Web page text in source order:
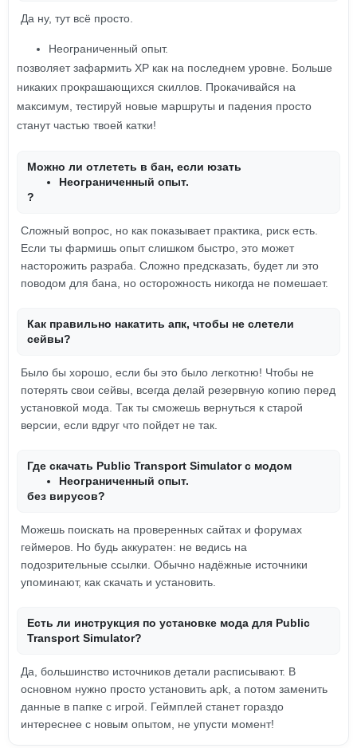
Да ну, тут всё просто.
Неограниченный опыт.
позволяет зафармить XP как на последнем уровне. Больше
никаких прокрашающихся скиллов. Прокачивайся на
максимум, тестируй новые маршруты и падения просто
станут частью твоей катки!
Можно ли отлететь в бан, если юзать
Неограниченный опыт.
?
Сложный вопрос, но как показывает практика, риск есть.
Если ты фармишь опыт слишком быстро, это может
насторожить разраба. Сложно предсказать, будет ли это
поводом для бана, но осторожность никогда не помешает.
Как правильно накатить апк, чтобы не слетели
сейвы?
Было бы хорошо, если бы это было легкотню! Чтобы не
потерять свои сейвы, всегда делай резервную копию перед
установкой мода. Так ты сможешь вернуться к старой
версии, если вдруг что пойдет не так.
Где скачать Public Transport Simulator с модом
Неограниченный опыт.
без вирусов?
Можешь поискать на проверенных сайтах и форумах
геймеров. Но будь аккуратен: не ведись на
подозрительные ссылки. Обычно надёжные источники
упоминают, как скачать и установить.
Есть ли инструкция по установке мода для Public
Transport Simulator?
Да, большинство источников детали расписывают. В
основном нужно просто установить apk, а потом заменить
данные в папке с игрой. Геймплей станет гораздо
интереснее с новым опытом, не упусти момент!